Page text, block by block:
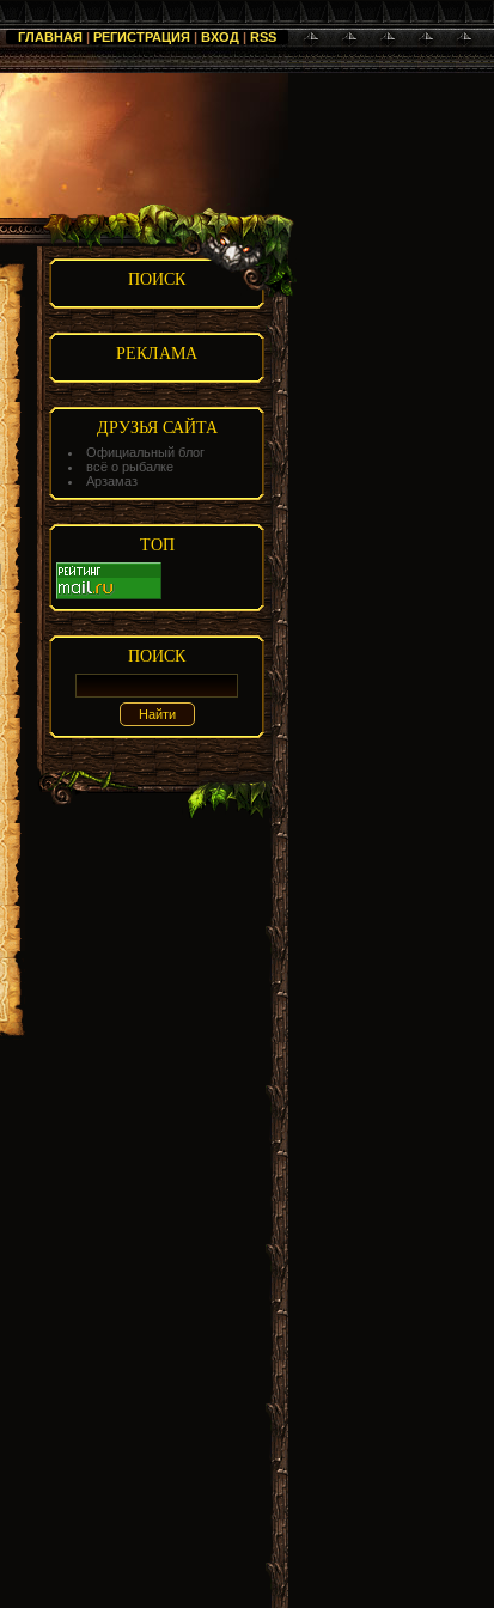
ГЛАВНАЯ | РЕГИСТРАЦИЯ | ВХОД | RSS
ПОИСК
РЕКЛАМА
ДРУЗЬЯ САЙТА
Официальный блог
всё о рыбалке
Арзамаз
ТОП
ПОИСК